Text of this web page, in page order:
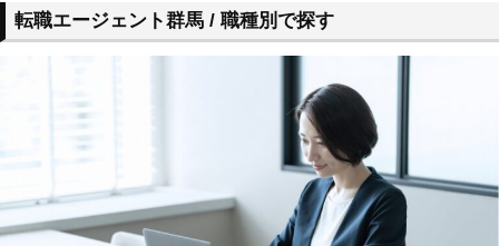
転職エージェント群馬 / 職種別で探す